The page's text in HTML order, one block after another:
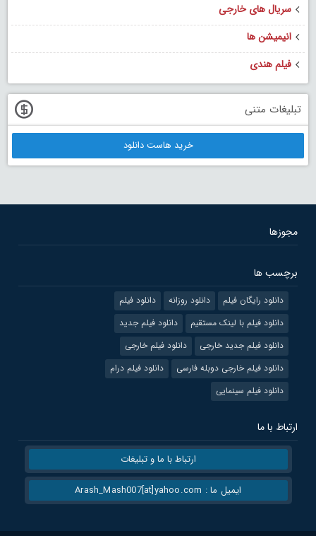
سریال های خارجی
انیمیشن ها
فیلم هندی
تبلیغات متنی
خرید هاست دانلود
مجوزها
برچسب ها
دانلود رایگان فیلم دانلود روزانه
دانلود فیلم
دانلود فیلم با لینک مستقیم
دانلود فیلم جدید
دانلود فیلم جدید خارجی
دانلود فیلم خارجی
دانلود فیلم خارجی دوبله فارسی
دانلود فیلم درام
دانلود فیلم سینمایی
ارتباط با ما
ارتباط با ما و تبلیغات
ایمیل ما : Arash_Mash007[at]yahoo.com